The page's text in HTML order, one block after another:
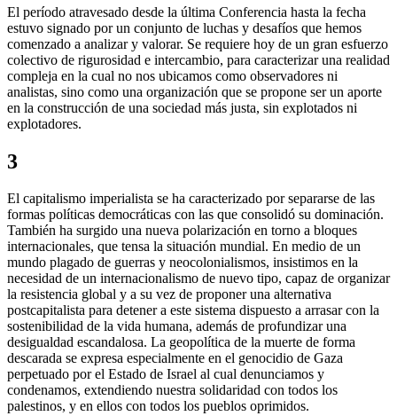
El período atravesado desde la última Conferencia hasta la fecha
estuvo signado por un conjunto de luchas y desafíos que hemos
comenzado a analizar y valorar. Se requiere hoy de un gran esfuerzo
colectivo de rigurosidad e intercambio, para caracterizar una realidad
compleja en la cual no nos ubicamos como observadores ni
analistas, sino como una organización que se propone ser un aporte
en la construcción de una sociedad más justa, sin explotados ni
explotadores.
3
El capitalismo imperialista se ha caracterizado por separarse de las
formas políticas democráticas con las que consolidó su dominación.
También ha surgido una nueva polarización en torno a bloques
internacionales, que tensa la situación mundial. En medio de un
mundo plagado de guerras y neocolonialismos, insistimos en la
necesidad de un internacionalismo de nuevo tipo, capaz de organizar
la resistencia global y a su vez de proponer una alternativa
postcapitalista para detener a este sistema dispuesto a arrasar con la
sostenibilidad de la vida humana, además de profundizar una
desigualdad escandalosa. La geopolítica de la muerte de forma
descarada se expresa especialmente en el genocidio de Gaza
perpetuado por el Estado de Israel al cual denunciamos y
condenamos, extendiendo nuestra solidaridad con todos los
palestinos, y en ellos con todos los pueblos oprimidos.